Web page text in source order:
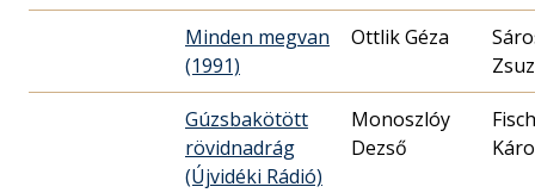
Minden megvan
(1991)
Ottlik Géza
Gúzsbakötött
rövidnadrág
(Újvidéki Rádió)
Monoszlóy
Dezső